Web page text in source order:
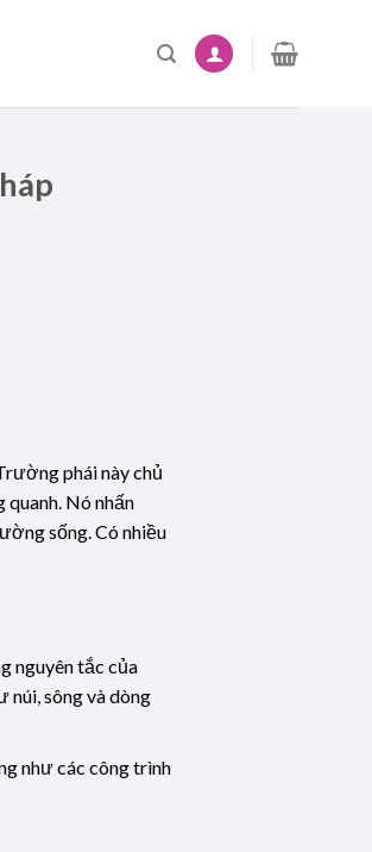
phái này chủ
quanh. Nó nhấn
sống. Có nhiều
nguyên tắc của
núi, sông và dòng
như các công trình